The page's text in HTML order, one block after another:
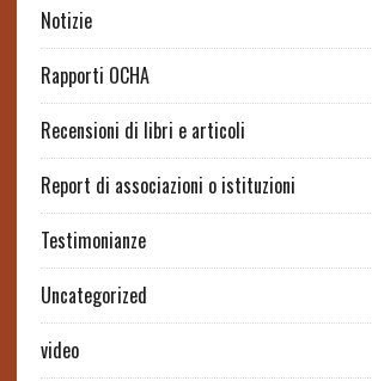
Notizie
Rapporti OCHA
Recensioni di libri e articoli
Report di associazioni o istituzioni
Testimonianze
Uncategorized
video